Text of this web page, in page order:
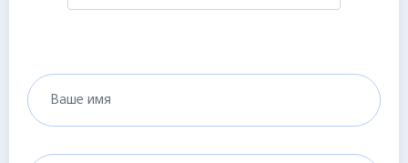
Ваше имя